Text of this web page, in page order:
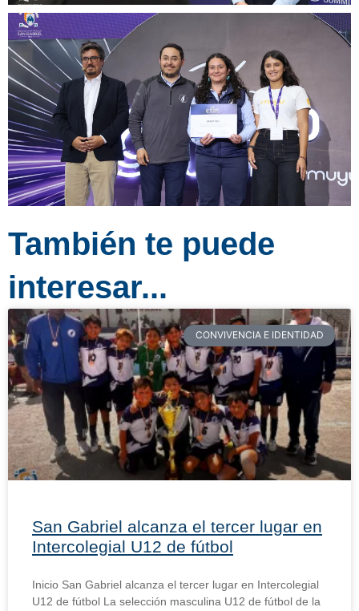
También te puede
interesar...
CONVIVENCIA E IDENTIDAD
San Gabriel alcanza el tercer lugar en
Intercolegial U12 de fútbol
Inicio San Gabriel alcanza el tercer lugar en Intercolegial
U12 de fútbol La selección masculina U12 de fútbol de la